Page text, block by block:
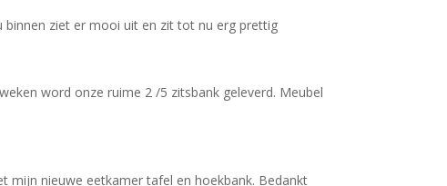
binnen ziet er mooi uit en zit tot nu erg prettig
word onze ruime 2 /5 zitsbank geleverd. Meubel
mijn nieuwe eetkamer tafel en hoekbank. Bedankt